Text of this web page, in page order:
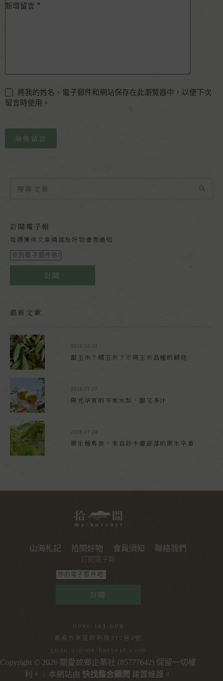
新增留言 *
將我的姓名、電子郵件和網站保存在此瀏覽器中，以便下次
留言時使用。
發佈留言
訂閱電子報
每週獲得文章精選及好物優惠通知
訂閱
最新文章
2026.08.03
甜玉米？糯玉米？不同玉米品種的歸途
2026.07.27
陽光孕育的平地水梨，甜又多汁
2026.07.19
原生種馬告，來自砂卡礑部落的原生辛香
山海札記 拾間好物 會員須知 聯絡我們
訂閱電子報
訂閱
0986-161-608
嘉義市東區啟明路312巷3號
guan.ai@ms-harvest.com
Copyright © 2026 關愛故鄉企業社 (85777642) 保留一切權
利。｜本網站由 快找整合顧問 建置維護。